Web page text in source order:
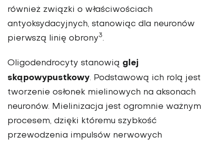
również związki o właściwościach
antyoksydacyjnych, stanowiąc dla neuronów
pierwszą linię obrony3.
Oligodendrocyty stanowią glej
skąpowypustkowy. Podstawową ich rolą jest
tworzenie osłonek mielinowych na aksonach
neuronów. Mielinizacja jest ogromnie ważnym
procesem, dzięki któremu szybkość
przewodzenia impulsów nerwowych